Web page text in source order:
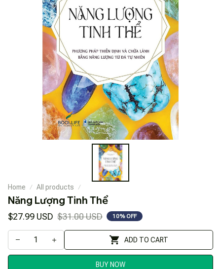
Home All products
Năng Lượng Tinh Thể
$27.99 USD $31.00 USD 10% OFF
ADD TO CART
BUY NOW